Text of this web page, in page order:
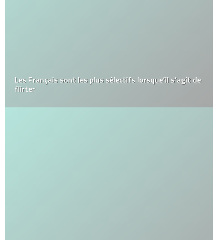
Les Français sont les plus sélectifs lorsque’il s’agit de
flirter